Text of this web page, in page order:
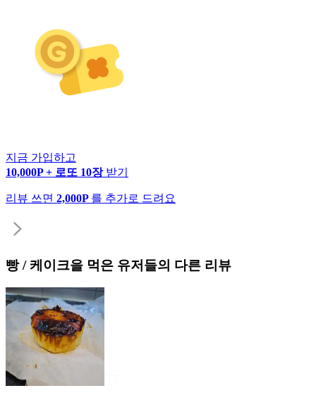
지금 가입하고
10,000P + 로또 10장 받기
리뷰 쓰면 2,000P 를 추가로 드려요
빵 / 케이크을 먹은 유저들의 다른 리뷰